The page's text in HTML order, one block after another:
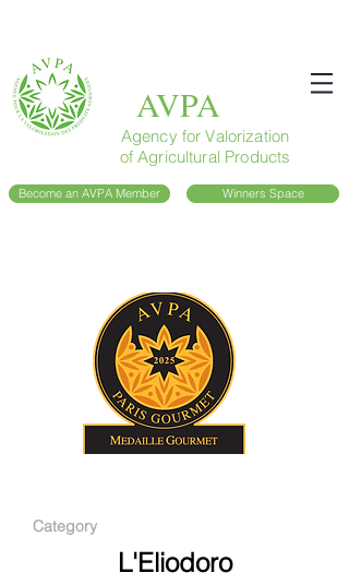
AVPA
Agency for Valorization
of Agricultural Products
Become an AVPA Member Winners Space
Category
L'Eliodoro